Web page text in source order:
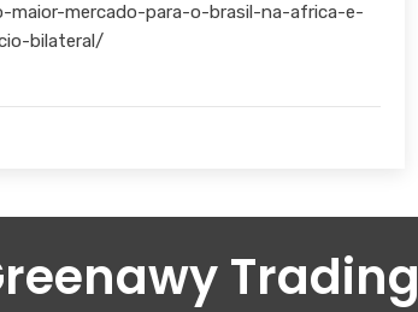
mercado-para-o-brasil-na-africa-e-
bilateral/
Trading